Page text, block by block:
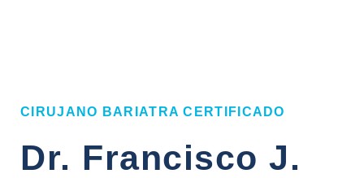
CIRUJANO BARIATRA CERTIFICADO
Dr. Francisco J.